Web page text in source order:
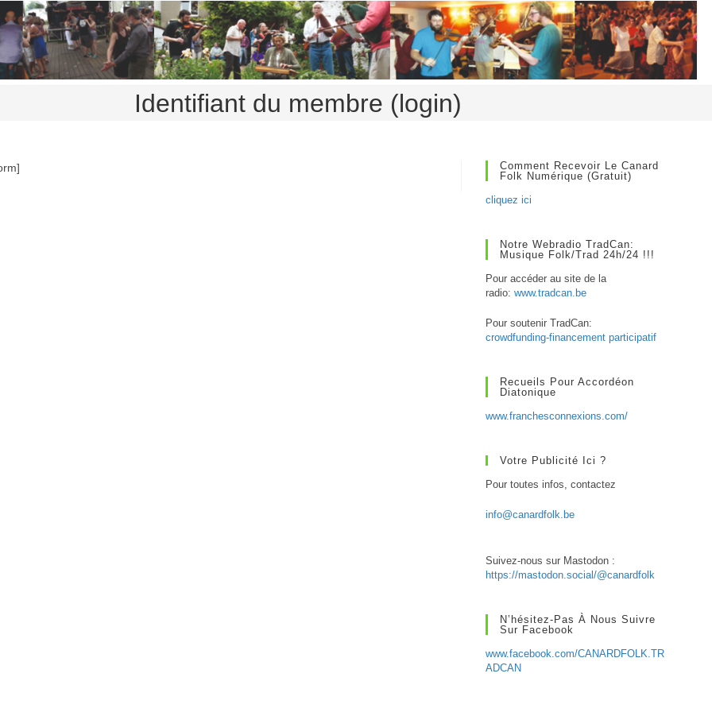
Identifiant du membre (login)
Comment Recevoir Le Canard
Folk Numérique (gratuit)
cliquez ici
Notre Webradio TradCan:
Musique Folk/Trad 24h/24 !!!
Pour accéder au site de la
radio:www.tradcan.be
Pour soutenir TradCan:
crowdfunding-financement participatif
Recueils Pour Accordéon
Diatonique
www.franchesconnexions.com/
Votre Publicité Ici ?
Pour toutes infos, contactez
info@canardfolk.be
Suivez-nous sur Mastodon :
https://mastodon.social/@canardfolk
N’hésitez-Pas À Nous Suivre
Sur Facebook
www.facebook.com/CANARDFOLK.TR
ADCAN